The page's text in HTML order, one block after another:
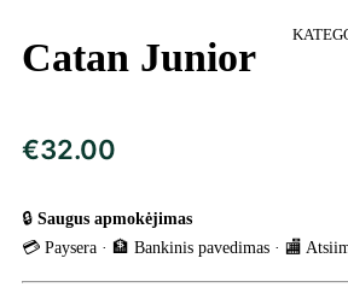
Catan Junior
€32.00
🔒 Saugus apmokėjimas
💳 Paysera · 🏦 Bankinis pavedimas · 🏬